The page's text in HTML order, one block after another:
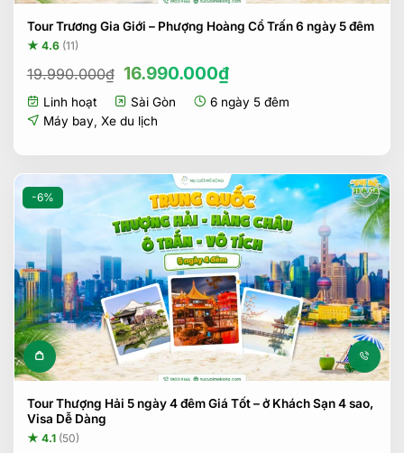
Tour Trương Gia Giới – Phượng Hoàng Cổ Trấn 6 ngày 5 đêm
★ 4.6 (11)
19.990.000₫ Giá
là:
19.990.000₫.
16.990.000₫Giá
hiện
tại
Linh hoạt Sài Gòn
6 ngày 5 đêm
Máy bay, Xe du lịch
-6%
Tour Thượng Hải 5 ngày 4 đêm Giá Tốt – ở Khách Sạn 4 sao,
Visa Dễ Dàng
★ 4.1 (50)